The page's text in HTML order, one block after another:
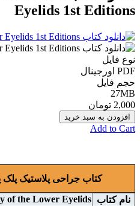
Eyelids 1st Editions
نوع فایل
PDF اورجينال
حجم فایل
27MB
2,000 تومان
افزودن به سبد خرید
Add to Cart
کتاب جراحی پلاستیک پلک
نام کتاب of the Lower Eyelids